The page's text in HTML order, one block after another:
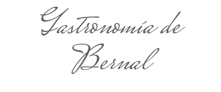
Gastronomía de
Bernal